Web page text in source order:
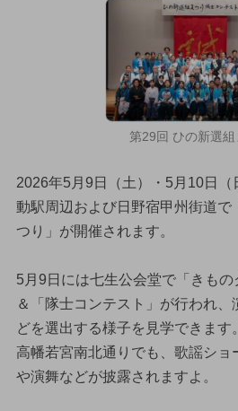
第29回 ひの新選組
2026年5月9日（土）・5月10日（
動駅周辺および日野宿甲州街道で
つり」が開催されます。
5月9日には七生公会堂で「きもの
＆「隊士コンテスト」が行われ、
どを選出する様子を見学できます
高幡若宮南北通りでも、歌謡ショ
や演舞などが披露されますよ。